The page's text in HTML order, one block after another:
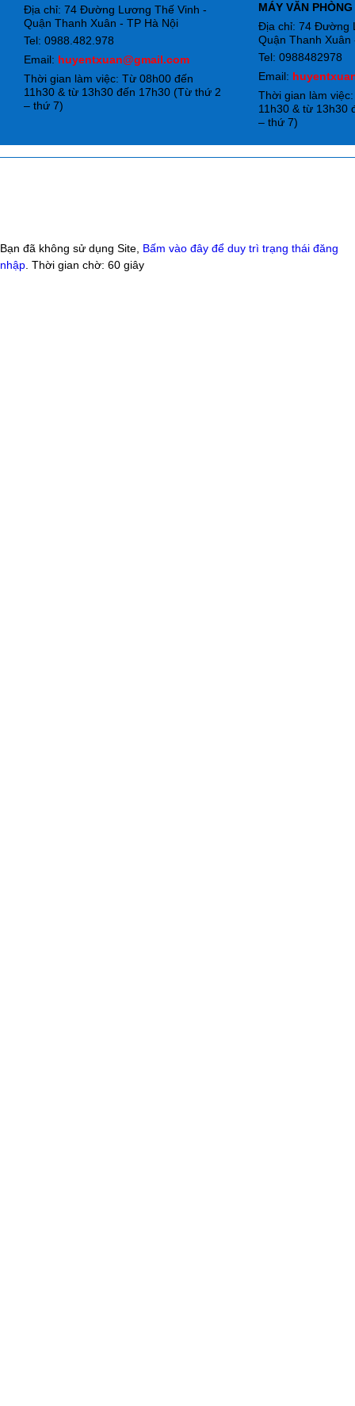
Địa chỉ: 74 Đường Lương Thế Vinh -
Quận Thanh Xuân - TP Hà Nội
Tel: 0988.482.978
Email: huyentxuan@gmail.com
Thời gian làm việc: Từ 08h00 đến
11h30 & từ 13h30 đến 17h30 (Từ thứ 2
– thứ 7)
MÁY VĂN PHÒNG
Địa chỉ: 74 Đường
Quận Thanh Xuân
Tel: 0988482978
Email:
Thời gian làm
11h30 & từ 13h30
– thứ 7)
Bạn đã không sử dụng Site, Bấm vào đây để duy trì trạng thái đăng
nhập . Thời gian chờ: 60 giây